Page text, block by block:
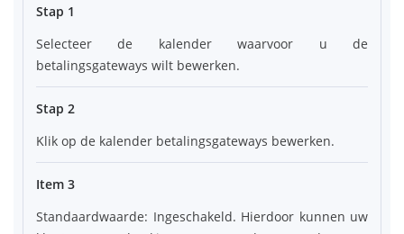
Stap 1
Selecteer de kalender waarvoor u de
betalingsgateways wilt bewerken.
Stap 2
Klik op de kalender betalingsgateways bewerken.
Item 3
Standaardwaarde: Ingeschakeld. Hierdoor kunnen uw